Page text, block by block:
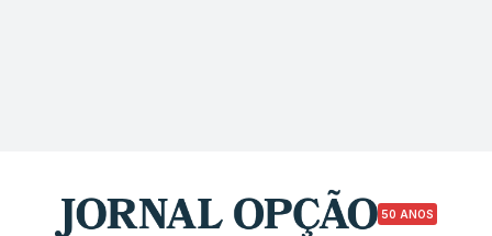
50 ANOS